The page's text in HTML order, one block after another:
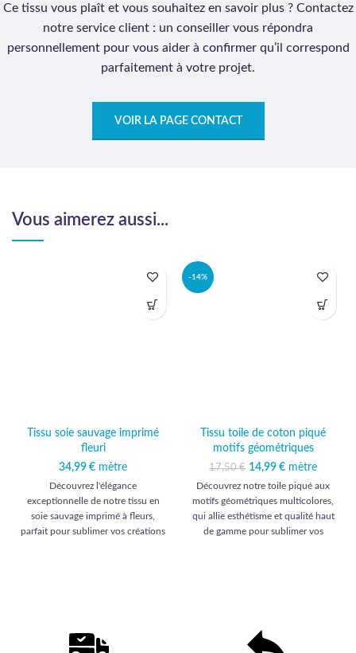
Ce tissu vous plaît et vous souhaitez en savoir plus ? Contactez
notre service client : un conseiller vous répondra
personnellement pour vous aider à confirmer qu’il correspond
parfaitement à votre projet.
VOIR LA PAGE CONTACT
Vous aimerez aussi...
Tissu soie sauvage imprimé
fleuri
34,99 € mètre
Découvrez l'élégance
exceptionnelle de notre tissu en
soie sauvage imprimé à fleurs,
parfait pour sublimer vos créations
-14%
Tissu toile de coton piqué
motifs géométriques
17,50€ Le prix initial était :
17,50 €.
14,99 €
Le prix
actuel est :
14,99 €.
mètre
Découvrez notre toile piqué aux
motifs géométriques multicolores,
qui allie esthétisme et qualité haut
de gamme pour sublimer vos